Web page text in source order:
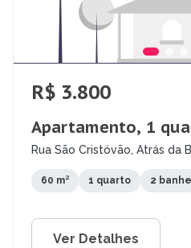
R$ 3.800
Apartamento, 1
Rua São Cristóvão, Atrás da
60 m² 1 quarto 2
Ver Detalhes